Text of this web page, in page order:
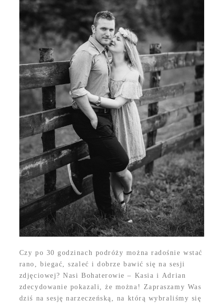
Czy po 30 godzinach podróży można radośnie wstać
rano, biegać, szaleć i dobrze bawić się na sesji
zdjęciowej? Nasi Bohaterowie – Kasia i Adrian
zdecydowanie pokazali, że można! Zapraszamy Was
dziś na sesję narzeczeńską, na którą wybraliśmy się